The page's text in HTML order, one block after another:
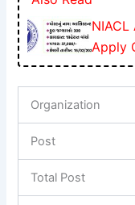
Apply
Organization
Post
Total Post